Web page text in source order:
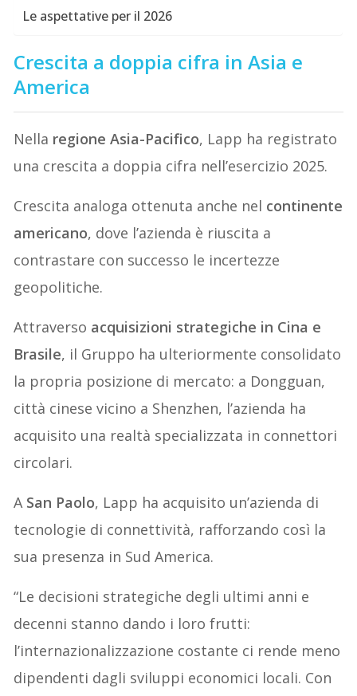
Le aspettative per il 2026
Crescita a doppia cifra in Asia e
America
Nella regione Asia-Pacifico, Lapp ha registrato
una crescita a doppia cifra nell’esercizio 2025.
Crescita analoga ottenuta anche nel continente
americano, dove l’azienda è riuscita a
contrastare con successo le incertezze
geopolitiche.
Attraverso acquisizioni strategiche in Cina e
Brasile, il Gruppo ha ulteriormente consolidato
la propria posizione di mercato: a Dongguan,
città cinese vicino a Shenzhen, l’azienda ha
acquisito una realtà specializzata in connettori
circolari.
A San Paolo, Lapp ha acquisito un’azienda di
tecnologie di connettività, rafforzando così la
sua presenza in Sud America.
“Le decisioni strategiche degli ultimi anni e
decenni stanno dando i loro frutti:
l’internazionalizzazione costante ci rende meno
dipendenti dagli sviluppi economici locali. Con